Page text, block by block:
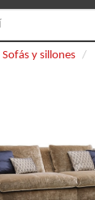
Sofás y sillones